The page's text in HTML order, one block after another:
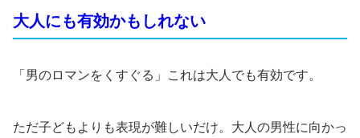
大人にも有効かもしれない
「男のロマンをくすぐる」これは大人でも有効です。
ただ子どもよりも表現が難しいだけ。大人の男性に向かっ